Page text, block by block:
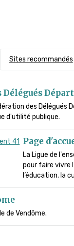
Sites recommandés
Délégués
des Délégués
d'utilité publique.
Page
La Ligue de
pour faire vivre
l’éducation, la
de Vendôme.